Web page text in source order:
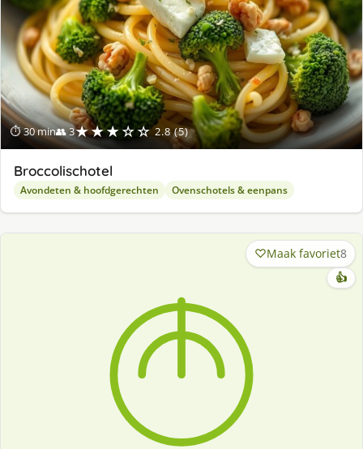
⏱ 30 min👥 3★★★☆☆ 2.8 (5)
Broccolischotel
Avondeten & hoofdgerechten Ovenschotels & eenpans
Maak favoriet8
👍